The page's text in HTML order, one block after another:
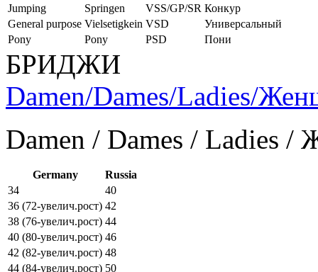
Jumping
Springen VSS/GP/SR Конкур
General purpose Vielsetigkein VSD
Универсальный
Pony
Pony PSD Пони
БРИДЖИ
Damen/Dames/Ladies/
Damen / Dames / Ladies
Germany
Russia
34
40
36 (72-увелич.рост) 42
38 (76-увелич.рост) 44
40 (80-увелич.рост) 46
42 (82-увелич.рост) 48
44 (84-увелич.рост) 50